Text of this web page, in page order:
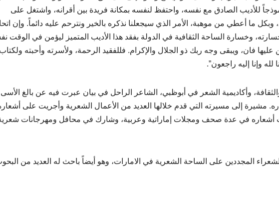
للأديب الصادق مع نفسه، واحتفظ لنفسه بمكانة فريدة بين أقرانه، واشتغل على
ما أعطي من موهبة، الأمر الذي سيجعلنا نذكره بالخير ونترحم عليه دائماً. وإن
وخسارة الساحة الثقافية في الدولة بفقد هذا الأديب المتميز ليؤمن في الوقت
فان، ويبقى وجه ربك ذو الجلال والإكرام. فللفقيد الرحمة، ولأسرته وأحبته ولكتاب
لله وإنا إليه راجعون”.
وأكاديمية الشعر في أبوظبي، الشاعر الراحل في بيان عبرت فيه عن بالغ الأسى
مشيرة إلى مسيرته التي قدم خلالها العديد من الأعمال الشعرية وأجريت على
أشعاره في عدة صحف ومجلات إماراتية وعربية، وشارك في محافل ومهرجانات
المجددين على الساحة الشعرية في الامارات، وهو أيضاً باحث له العديد من